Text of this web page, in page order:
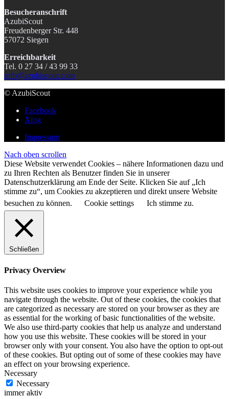
Besucheranschrift
AzubiScout
Freudenberger Str. 448
57072 Siegen
Erreichbarkeit
Tel. 0 27 34 / 43 99 33
info@azubiscout.com
© AzubiScout
Facebook
Xing
Impressum
Nach oben scrollen
Diese Website verwendet Cookies – nähere Informationen dazu und
zu Ihren Rechten als Benutzer finden Sie in unserer
Datenschutzerklärung am Ende der Seite. Klicken Sie auf „Ich
stimme zu“, um Cookies zu akzeptieren und direkt unsere Website
besuchen zu können.
Cookie settings Ich stimme zu.
Schließen
Privacy Overview
This website uses cookies to improve your experience while you
navigate through the website. Out of these cookies, the cookies that
are categorized as necessary are stored on your browser as they are
as essential for the working of basic functionalities of the website.
We also use third-party cookies that help us analyze and understand
how you use this website. These cookies will be stored in your
browser only with your consent. You also have the option to opt-out
of these cookies. But opting out of some of these cookies may have
an effect on your browsing experience.
Necessary
Necessary
immer aktiv